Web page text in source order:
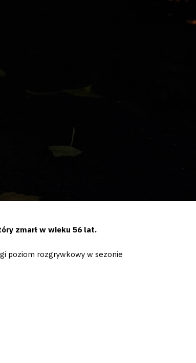
zmarł w wieku 56 lat.
poziom rozgrywkowy w sezonie